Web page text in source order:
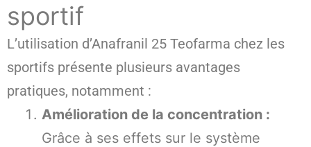
sportif
L’utilisation d’Anafranil 25 Teofarma chez les
sportifs présente plusieurs avantages
pratiques, notamment :
Amélioration de la concentration :
Grâce à ses effets sur le système